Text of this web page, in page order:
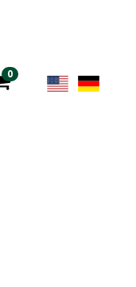
0gjenstander i kurven
Change